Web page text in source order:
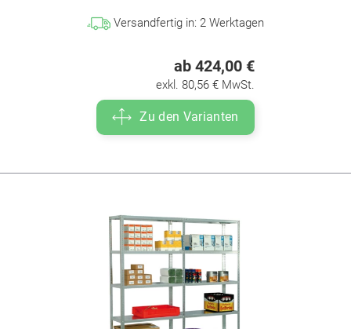
Versandfertig in: 2 Werktagen
ab 424,00 €
exkl. 80,56 € MwSt.
Zu den Varianten